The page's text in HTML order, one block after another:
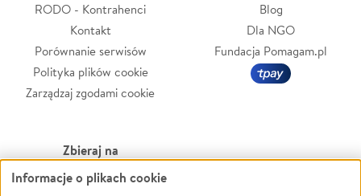
RODO - Kontrahenci
Kontakt
Porównanie serwisów
Polityka plików cookie
Zarządzaj zgodami cookie
Blog
Dla NGO
Fundacja Pomagam.pl
Zbieraj na
Leczenie
Informacje o plikach cookie